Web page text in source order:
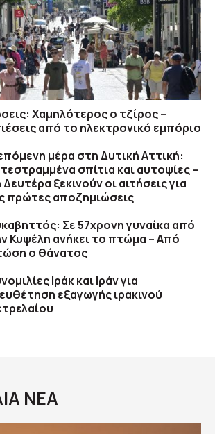
Χαμηλότερος ο τζίρος –
από το ηλεκτρονικό εμπόριο
μέρα στη Δυτική Αττική:
σπίτια και αυτοψίες –
Δευτέρα ξεκινούν οι αιτήσεις για
πρώτες αποζημιώσεις
Σε 57χρονη γυναίκα από
Κυψέλη ανήκει το πτώμα – Από
ο θάνατος
Ιράκ και Ιράν για
εξαγωγής ιρακινού
ΝΕΑ